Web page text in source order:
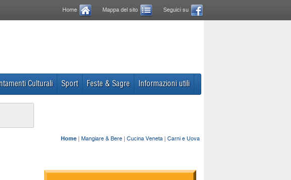
Home Mappa del sito Seguici su
Culturali Sport Feste & Sagre Informazioni utili
Home | Mangiare & Bere | Cucina Veneta | Carni e Uova